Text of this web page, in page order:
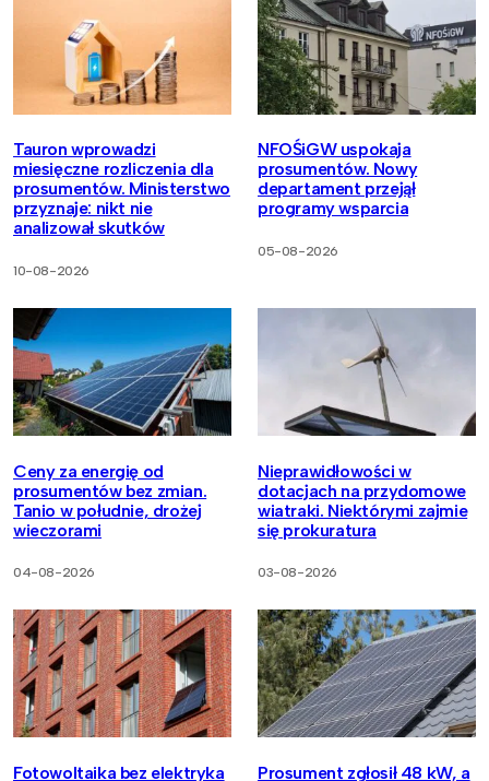
Tauron wprowadzi
miesięczne rozliczenia dla
prosumentów. Ministerstwo
przyznaje: nikt nie
analizował skutków
10-08-2026
NFOŚiGW uspokaja
prosumentów. Nowy
departament przejął
programy wsparcia
05-08-2026
Ceny za energię od
prosumentów bez zmian.
Tanio w południe, drożej
wieczorami
04-08-2026
Nieprawidłowości w
dotacjach na przydomowe
wiatraki. Niektórymi zajmie
się prokuratura
03-08-2026
Fotowoltaika bez elektryka
Prosument zgłosił 48 kW, a